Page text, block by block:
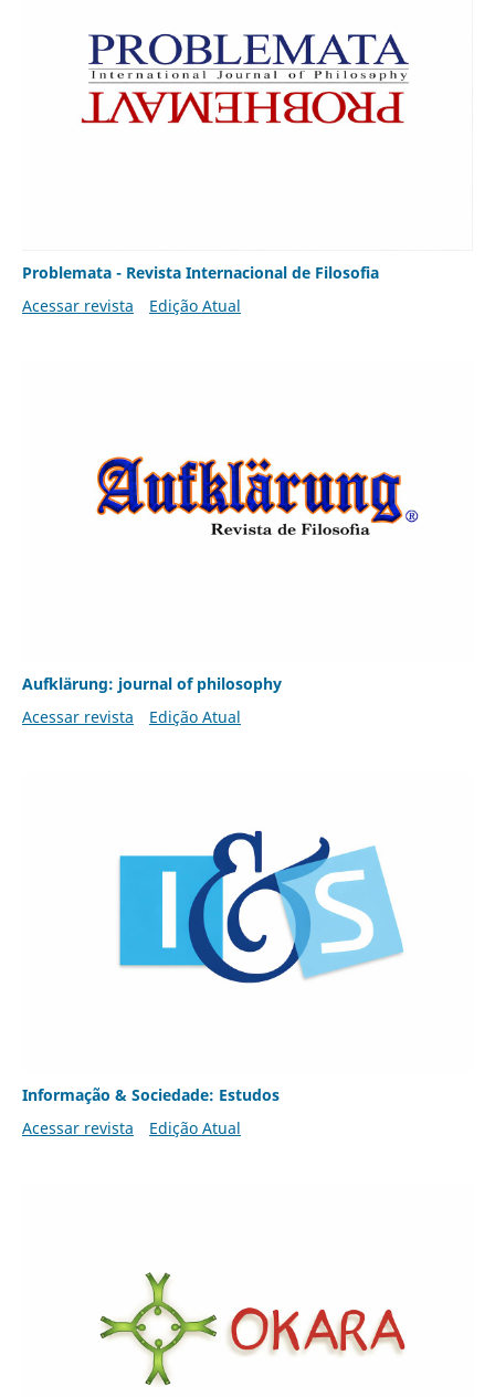
Problemata - Revista Internacional de Filosofia
Acessar revista
Edição Atual
Aufklärung: journal of philosophy
Acessar revista
Edição Atual
Informação & Sociedade: Estudos
Acessar revista
Edição Atual